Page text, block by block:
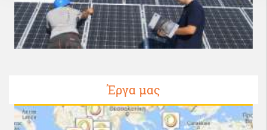
Έργα μας